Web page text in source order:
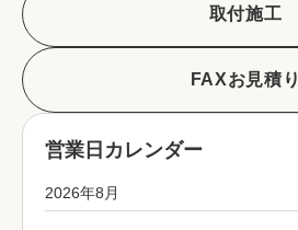
取付施工
FAXお見積り
営業日カレンダー
2026年8月